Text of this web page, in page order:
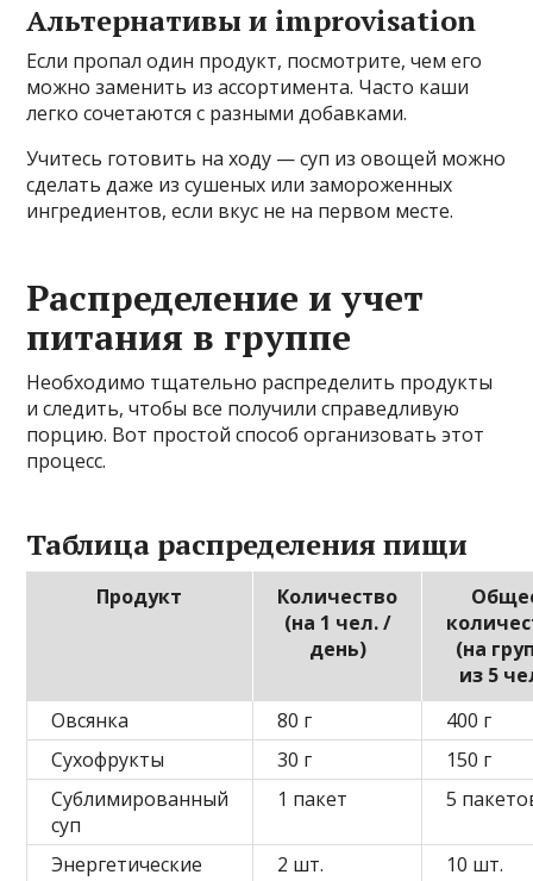
Альтернативы и improvisation
Если пропал один продукт, посмотрите, чем его
можно заменить из ассортимента. Часто каши
легко сочетаются с разными добавками.
Учитесь готовить на ходу — суп из овощей можно
сделать даже из сушеных или замороженных
ингредиентов, если вкус не на первом месте.
Распределение и учет
питания в группе
Необходимо тщательно распределить продукты
и следить, чтобы все получили справедливую
порцию. Вот простой способ организовать этот
процесс.
Таблица распределения пищи
Продукт
Количество
(на 1 чел. /
день)
(на
из 5
Овсянка
80 г
400 г
Сухофрукты
30 г
150 г
Сублимированный
суп
1 пакет 5
Энергетические
2 шт. 10 шт.